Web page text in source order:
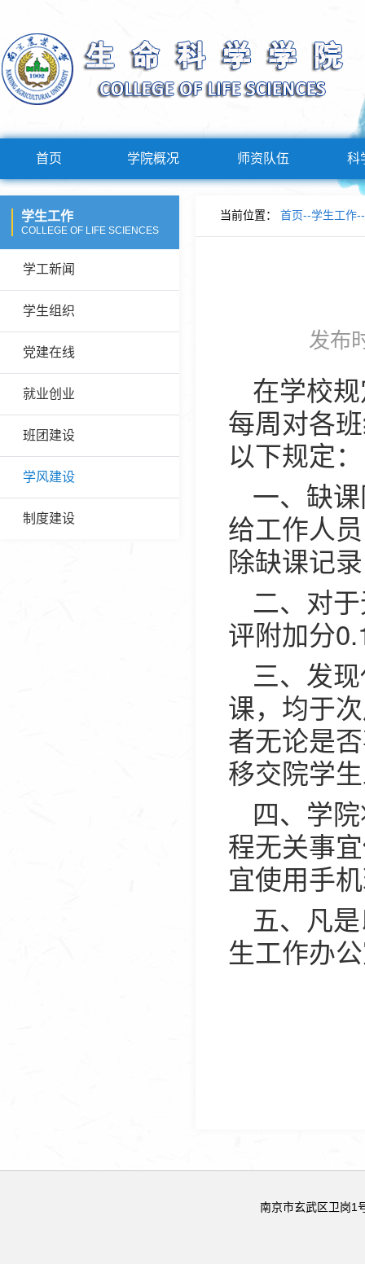
首页 学院概况 师资队伍 科
学生工作
COLLEGE OF LIFE SCIENCES
学工新闻
学生组织
党建在线
就业创业
班团建设
学风建设
制度建设
当前位置： 首页--学生工作--
发布
在学校
每周对各
以下规定：
一、缺
给工作人
除缺课记
二、对
评附加分
三、发
课，均于
者无论是
移交院学
四、学
程无关事
宜使用手
五、凡
生工作办
南京市玄武区卫岗1